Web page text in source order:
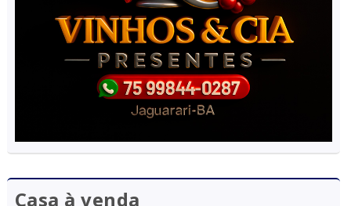
Casa à venda